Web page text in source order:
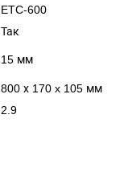
ETC-600
Так
15 мм
800 х 170 x 105 мм
2.9